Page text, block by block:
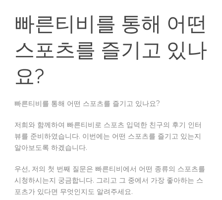
빠른티비를 통해 어떤
스포츠를 즐기고 있나
요?
빠른티비를 통해 어떤 스포츠를 즐기고 있나요?
저희와 함께하여 빠른티비로 스포츠 입덕한 친구의 후기 인터
뷰를 준비하였습니다. 이번에는 어떤 스포츠를 즐기고 있는지
알아보도록 하겠습니다.
우선, 저의 첫 번째 질문은 빠른티비에서 어떤 종류의 스포츠를
시청하시는지 궁금합니다. 그리고 그 중에서 가장 좋아하는 스
포츠가 있다면 무엇인지도 알려주세요.